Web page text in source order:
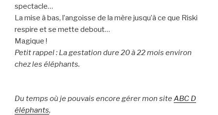
spectacle…
La mise à bas, l’angoisse de la mère jusqu’à ce que Riski
respire et se mette debout…
Magique !
Petit rappel : La gestation dure 20 à 22 mois environ
chez les éléphants.
Du temps où je pouvais encore gérer mon site ABC D
éléphants,